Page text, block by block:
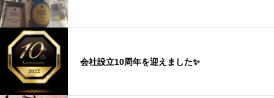
会社設立10周年を迎えました✨